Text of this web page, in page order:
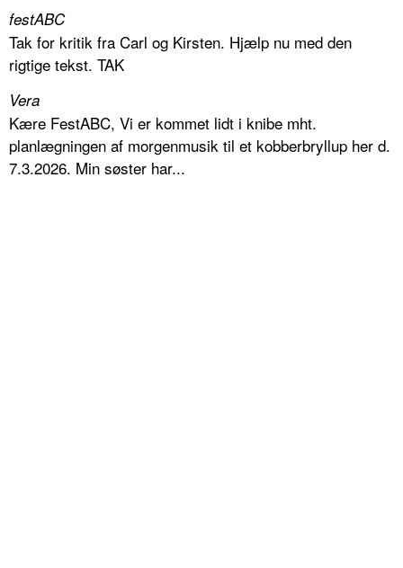
festABC
Tak for kritik fra Carl og Kirsten. Hjælp nu med den
rigtige tekst. TAK
Vera
Kære FestABC, Vi er kommet lidt i knibe mht.
planlægningen af morgenmusik til et kobberbryllup her d.
7.3.2026. Min søster har...